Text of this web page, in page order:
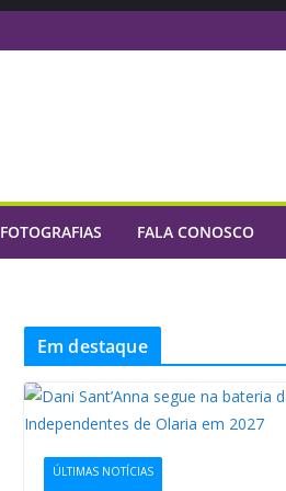
FOTOGRAFIAS FALA CONOSCO
Em destaque
ÚLTIMAS NOTÍCIAS